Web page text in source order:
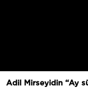
Adil Mirseyidin “Ay